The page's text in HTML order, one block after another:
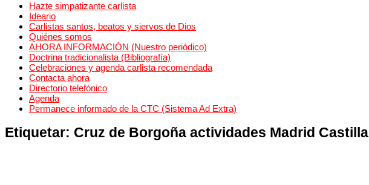
Hazte simpatizante carlista
Ideario
Carlistas santos, beatos y siervos de Dios
Quiénes somos
AHORA INFORMACIÓN (Nuestro periódico)
Doctrina tradicionalista (Bibliografía)
Celebraciones y agenda carlista recomendada
Contacta ahora
Directorio telefónico
Agenda
Permanece informado de la CTC (Sistema Ad Extra)
Etiquetar: Cruz de Borgoña actividades Madrid Castilla